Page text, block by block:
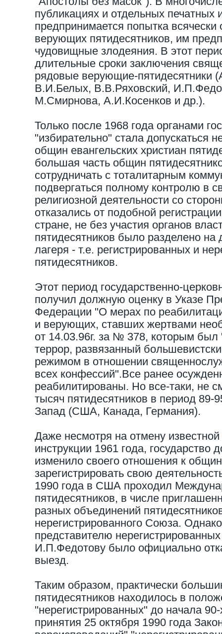
публикациях и отдельных печатных
предпринимается попытка всячески
верующих пятидесятников, им
чудовищные злодеяния. В этот
длительные сроки заключения
рядовые верующие-пятидесятники
В.И.Белых, В.В.Ряховский,
М.Смирнова, А.И.Косенков и др.).
Только после 1968 года органами
"избирательно" стала допускаться
общин евангельских христиан
большая часть общин
сотрудничать с тоталитарным
подвергаться полному контролю в
религиозной деятельности со
отказались от подобной
стране, не без участия органов
пятидесятников было разделено
лагеря - т.е. регистрированных и
пятидесятников.
Этот период государственно-
получил должную оценку в Указе
Федерации "О мерах по
и верующих, ставших жертвами
от 14.03.96г. за № 378, которым был
террор, развязанный
режимом в отношении
всех конфессий".Все ранее
реабилитированы. Но все-таки, не
тысяч пятидесятников в период 89-
Запад (США, Канада, Германия).
Даже несмотря на отмену известной
инструкции 1961 года, государство
изменило своего отношения к
зарегистрировать свою
1990 года в США проходил
пятидесятников, в числе
разных объединений
нерегистрированного Союза.
представителю
И.П.Федотову было официально
выезд.
Таким образом, практически
пятидесятников находилось в
"нерегистрированных" до начала
принятия 25 октября 1990 года